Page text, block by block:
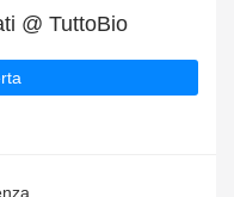
@ TuttoBio